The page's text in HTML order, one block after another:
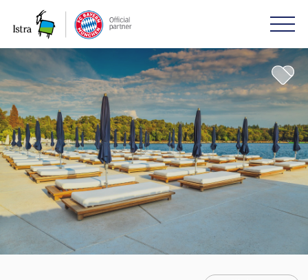
note:
website
includes
an
accessibility
system.